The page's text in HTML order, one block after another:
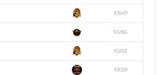
10549
10286
10253
10039